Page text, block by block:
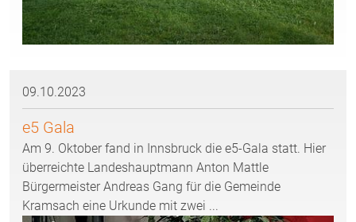
09.10.2023
e5 Gala
Am 9. Oktober fand in Innsbruck die e5-Gala statt. Hier
überreichte Landeshauptmann Anton Mattle
Bürgermeister Andreas Gang für die Gemeinde
Kramsach eine Urkunde mit zwei ...